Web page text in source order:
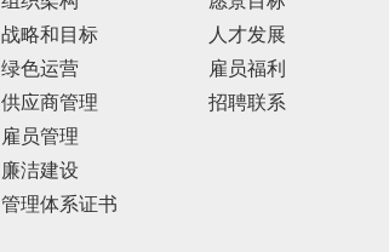
战略和目标
绿色运营
供应商管理
雇员管理
廉洁建设
管理体系证书
人才发展
雇员福利
招聘联系